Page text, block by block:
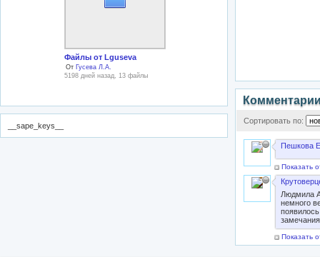
Файлы от Lguseva
От Гусева Л.А.
5198 дней назад, 13 файлы
__sape_keys__
Сортировать по:
Пешкова
Показать
Людмила
немного
Показать